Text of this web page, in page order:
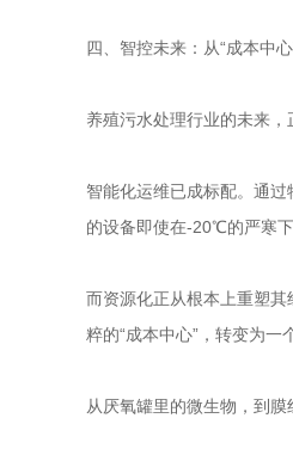
四、智控未来：从“成本中
养殖污水处理行业的未来，
智能化运维已成标配。通
的设备即使在-20℃的严寒
而资源化正从根本上重塑
粹的“成本中心”，转变为一
从厌氧罐里的微生物，到